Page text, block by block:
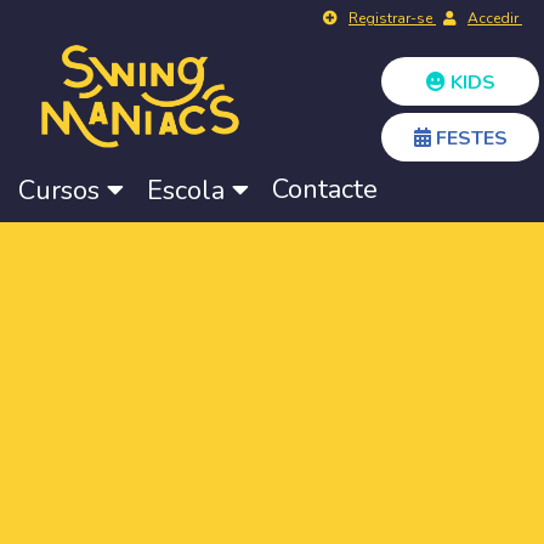
Registrar-se Accedir
KIDS
FESTES
Cursos Escola Contacte